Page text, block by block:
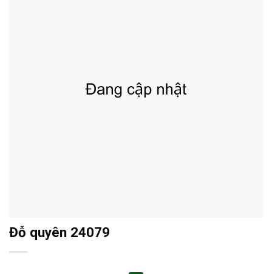
Đỗ quyên 24079